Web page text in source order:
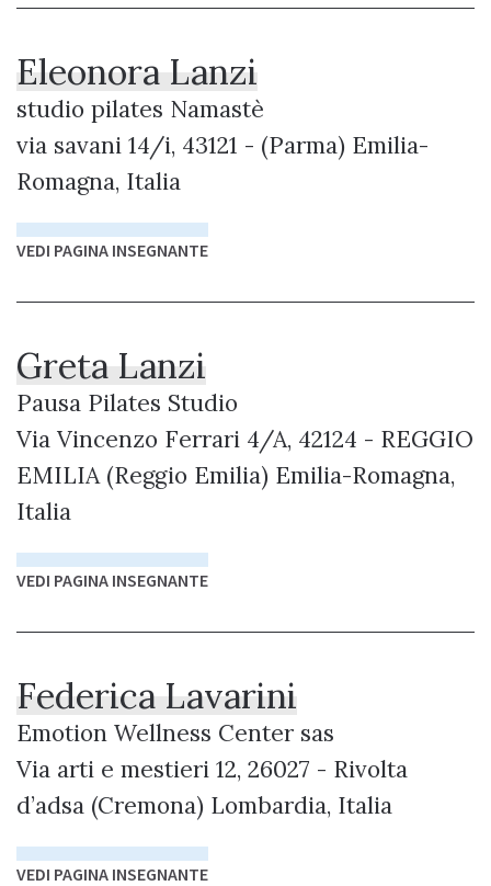
Eleonora Lanzi
studio pilates Namastè
via savani 14/i, 43121 - (Parma) Emilia-
Romagna, Italia
VEDI PAGINA INSEGNANTE
Greta Lanzi
Pausa Pilates Studio
Via Vincenzo Ferrari 4/A, 42124 - REGGIO
EMILIA (Reggio Emilia) Emilia-Romagna,
Italia
VEDI PAGINA INSEGNANTE
Federica Lavarini
Emotion Wellness Center sas
Via arti e mestieri 12, 26027 - Rivolta
d’adsa (Cremona) Lombardia, Italia
VEDI PAGINA INSEGNANTE